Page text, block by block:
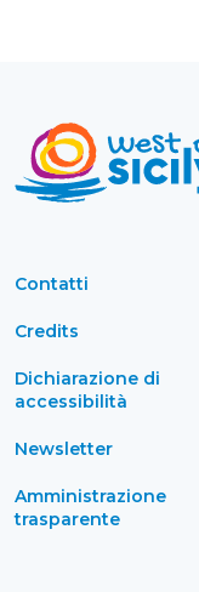
Contatti
Credits
Dichiarazione di
accessibilità
Newsletter
Amministrazione
trasparente